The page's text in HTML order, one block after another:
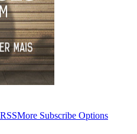
RSSMore Subscribe Options